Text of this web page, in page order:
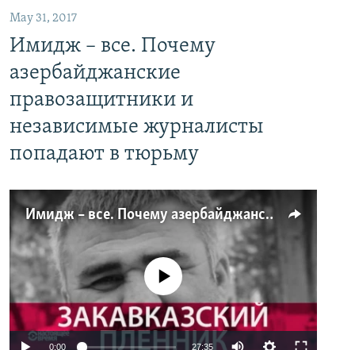
May 31, 2017
Имидж – все. Почему
азербайджанские
правозащитники и
независимые журналисты
попадают в тюрьму
Имидж – все. Почему азербайджанские правозащитники и независимые журналисты попадают в тюрьму
No media source currently available
0:00 27:35